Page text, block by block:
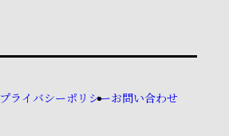
プライバシーポリシーお問い合わせ